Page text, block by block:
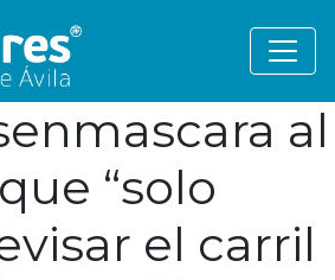
al
“solo
el carril